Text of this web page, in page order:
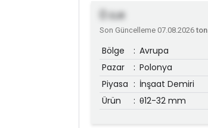
0EUR
Son Güncelleme 07.08.2026ton
Bölge : Avrupa
Pazar
: Polonya
Piyasa : İnşaat Demiri
Ürün
: θ12-32 mm